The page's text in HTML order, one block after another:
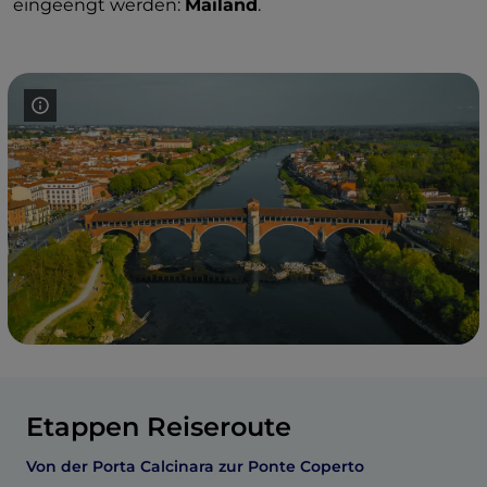
eingeengt werden: Mailand .
Etappen Reiseroute
Von der Porta Calcinara zur Ponte Coperto